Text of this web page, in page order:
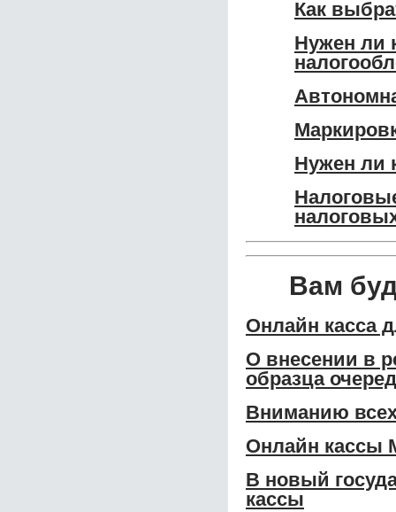
Как
Нужен ли
Нужен ли
Вам
Онлайн касса
О внесении в
образца
Вниманию
Онлайн кассы
В новый
кассы